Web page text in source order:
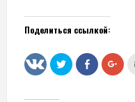
Поделиться ссылкой:
Нажмите,
чтобы
поделиться
Нажмите
здесь,
чтобы